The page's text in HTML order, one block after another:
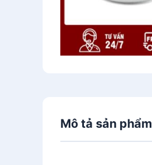
Mô tả sản phẩm